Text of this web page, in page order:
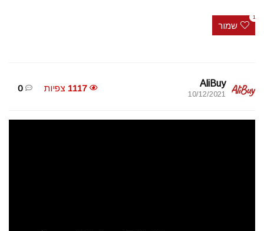
שמור
1
AliBuy
10/12/2021
1117 צפיות 0